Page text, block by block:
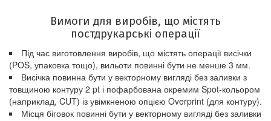
Вимоги для виробів, що містять
постдрукарські операції
Під час виготовлення виробів, що містять операції висічки
(POS, упаковка тощо), вильоти повинні бути не менше 3 мм.
Висічка повинна бути у векторному вигляді без заливки з
товщиною контуру 2 pt і пофарбована окремим Spot-кольором
(наприклад, CUT) із увімкненою опцією Overprint (для контуру).
Місця біговок повинні бути у векторному вигляді без заливки